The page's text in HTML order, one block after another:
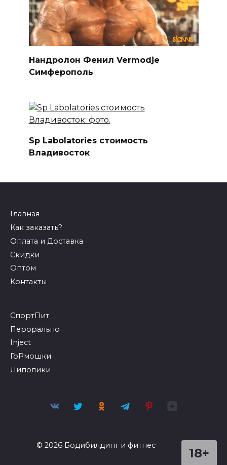
Нандролон Фенил Vermodje
Симферополь
Sp Labolatories стоимость
Владивосток
Главная
Как заказать?
Оплата и Доставка
Скидки
Оптом
Контакты
СпортПит
Перорально
Inject
ГоРмошки
Липолики
18+
© 2026 Бодибилдинг и фитнес